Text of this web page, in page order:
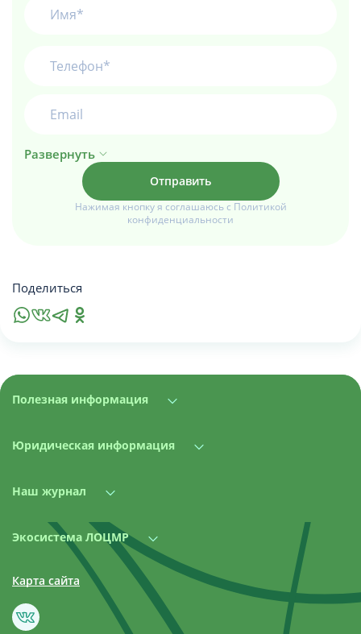
Развернуть
Нажимая кнопку я соглашаюсь с Политикой
конфиденциальности
Поделиться
Полезная информация
Юридическая информация
Наш журнал
Экосистема ЛОЦМР
Карта сайта